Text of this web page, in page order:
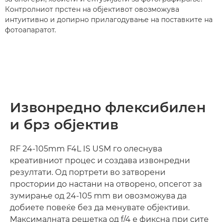
Контролниот прстен на објективот овозможува
интуитивно и допирно прилагодување на поставките на
фотоапаратот.
Извонредно флексибилен
и брз објектив
RF 24-105mm F4L IS USM го олеснува
креативниот процес и создава извонредни
резултати. Од портрети во затворени
простории до настани на отворено, опсегот за
зумирање од 24-105 mm ви овозможува да
добиете повеќе без да менувате објективи.
Максималната решетка од f/4 е фиксна при сите